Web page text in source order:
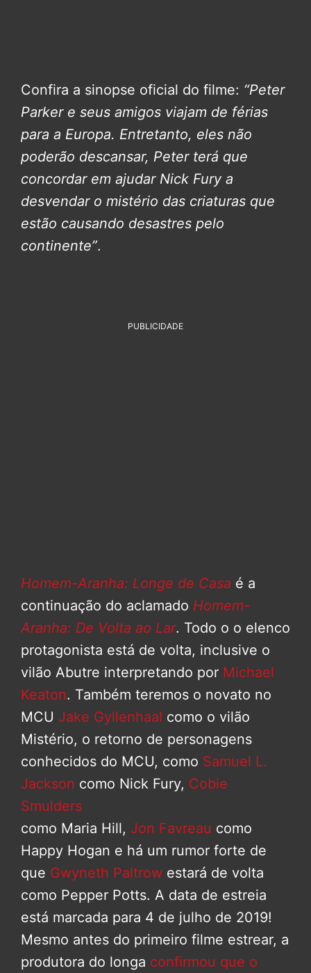
Confira a sinopse oficial do filme: “Peter
Parker e seus amigos viajam de férias
para a Europa. Entretanto, eles não
poderão descansar, Peter terá que
concordar em ajudar Nick Fury a
desvendar o mistério das criaturas que
estão causando desastres pelo
continente”.
PUBLICIDADE
Homem-Aranha: Longe de Casa é a
continuação do aclamado Homem-
Aranha: De Volta ao Lar. Todo o o elenco
protagonista está de volta, inclusive o
vilão Abutre interpretando por Michael
Keaton. Também teremos o novato no
MCU Jake Gyllenhaal como o vilão
Mistério, o retorno de personagens
conhecidos do MCU, como Samuel L.
Jackson como Nick Fury, Cobie
Smulders
como Maria Hill, Jon Favreau como
Happy Hogan e há um rumor forte de
que Gwyneth Paltrow estará de volta
como Pepper Potts. A data de estreia
está marcada para 4 de julho de 2019!
Mesmo antes do primeiro filme estrear, a
produtora do longa confirmou que o